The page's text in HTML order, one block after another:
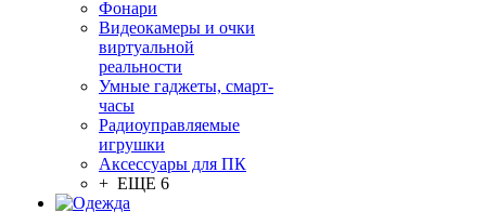
Фонари
Видеокамеры и очки
виртуальной
реальности
Умные гаджеты, смарт-
часы
Радиоуправляемые
игрушки
Аксессуары для ПК
+ ЕЩЕ 6